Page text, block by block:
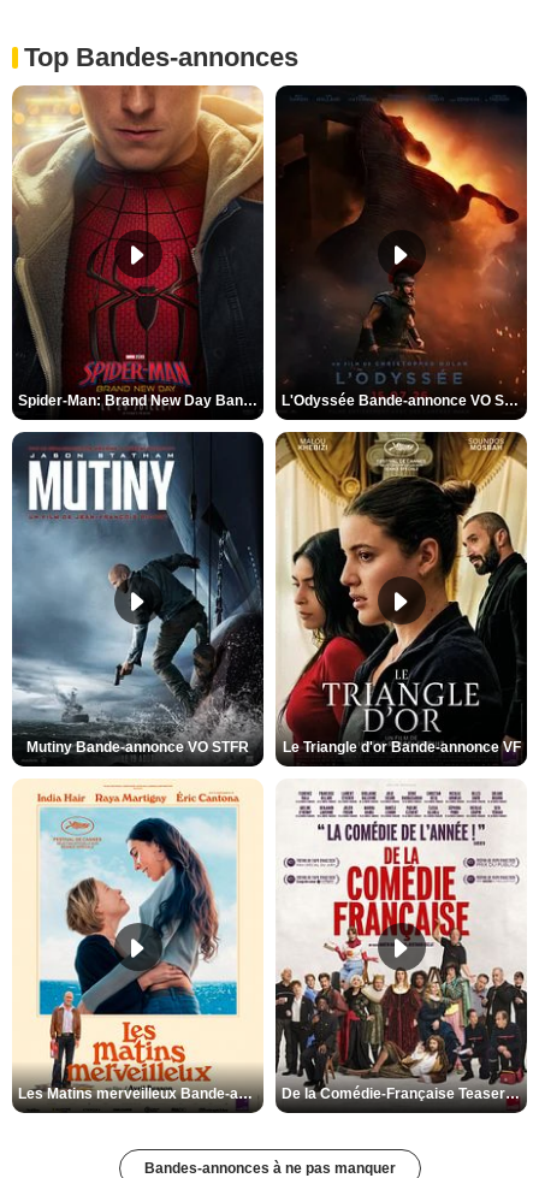
Top Bandes-annonces
Spider-Man: Brand New Day Bande-annonce VO STFR L'Odyssée Bande-annonce VO STFR
Mutiny Bande-annonce VO STFR Le Triangle d'or Bande-annonce VF
Les Matins merveilleux Bande-annonce VF De la Comédie-Française Teaser VF
Bandes-annonces à ne pas manquer